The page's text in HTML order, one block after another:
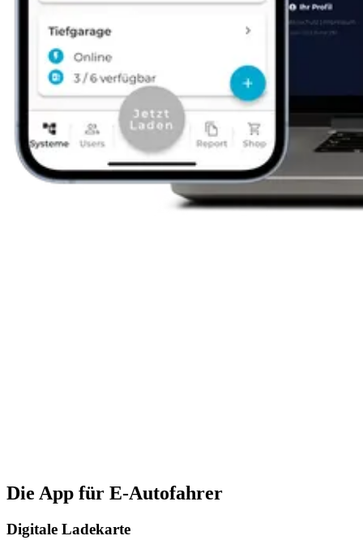
Die App für E-Autofahrer
Digitale Ladekarte